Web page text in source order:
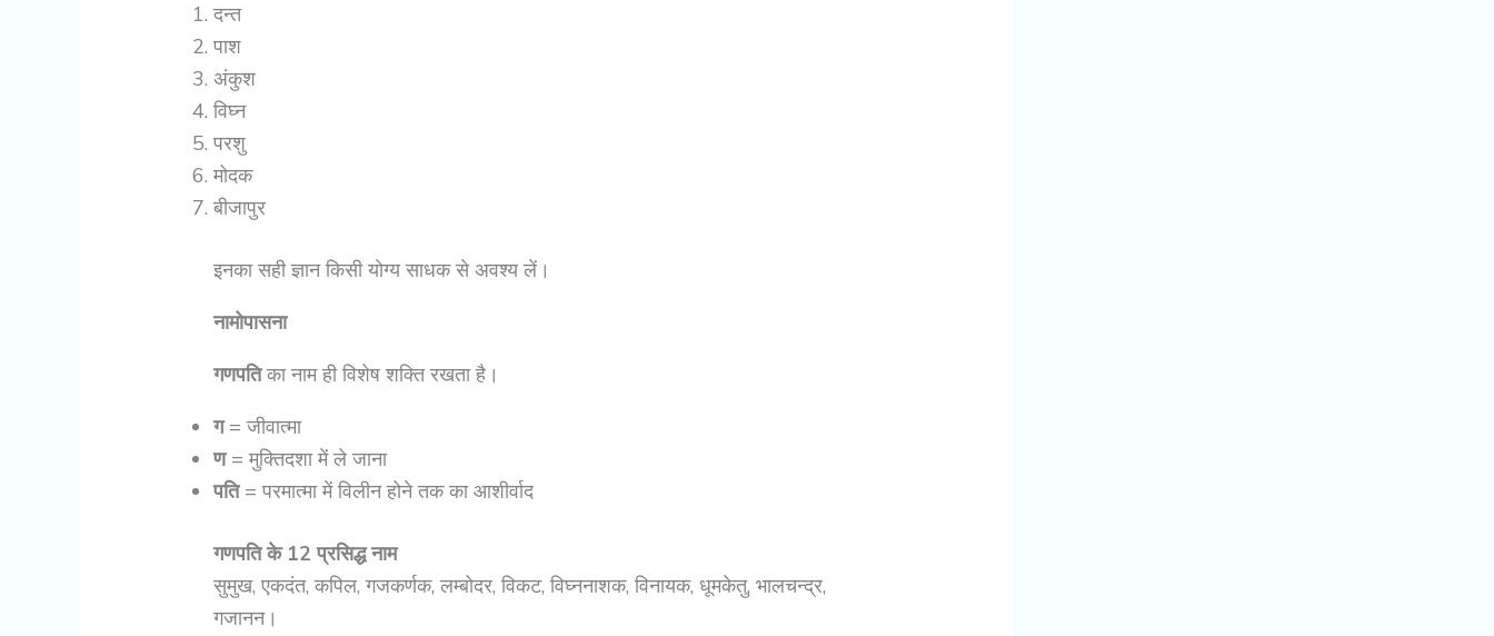
दन्त
पाश
अंकुश
विघ्न
परशु
मोदक
बीजापुर
इनका सही ज्ञान किसी योग्य साधक से अवश्य लें।
नामोपासना
गणपतिका नाम ही विशेष शक्ति रखता है।
ग= जीवात्मा
ण= मुक्तिदशा में ले जाना
पति= परमात्मा में विलीन होने तक का आशीर्वाद
गणपति के 12 प्रसिद्ध नाम
सुमुख, एकदंत, कपिल, गजकर्णक, लम्बोदर, विकट, विघ्ननाशक, विनायक, धूमकेतु, भालचन्द्र,
गजानन।